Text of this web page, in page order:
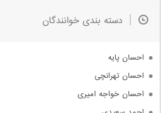
جدیدترین ها
دسته بندی خوانندگان
احسان پایه
احسان تهرانچی
احسان خواجه امیری